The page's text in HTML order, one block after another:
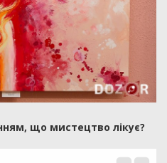
що мистецтво лікує?